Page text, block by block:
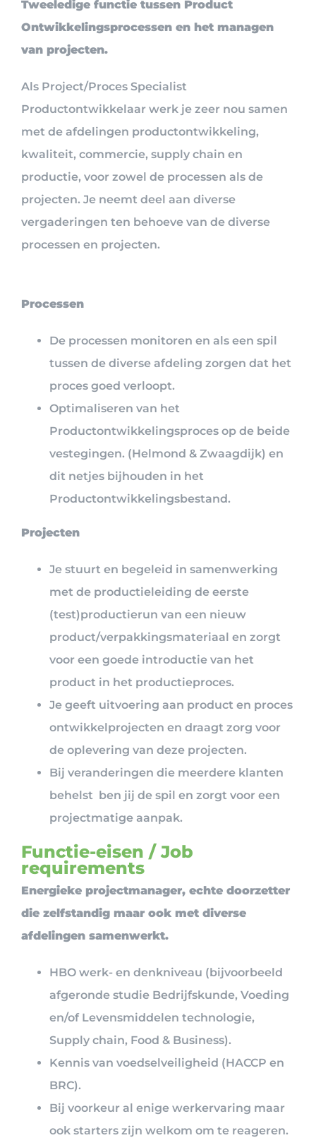
Tweeledige functie tussen Product
Ontwikkelingsprocessen en het managen
van projecten.
Als Project/Proces Specialist
Productontwikkelaar werk je zeer nou samen
met de afdelingen productontwikkeling,
kwaliteit, commercie, supply chain en
productie, voor zowel de processen als de
projecten. Je neemt deel aan diverse
vergaderingen ten behoeve van de diverse
processen en projecten.
Processen
De processen monitoren en als een spil
tussen de diverse afdeling zorgen dat het
proces goed verloopt.
Optimaliseren van het
Productontwikkelingsproces op de beide
vestegingen. (Helmond & Zwaagdijk) en
dit netjes bijhouden in het
Productontwikkelingsbestand.
Projecten
Je stuurt en begeleid in samenwerking
met de productieleiding de eerste
(test)productierun van een nieuw
product/verpakkingsmateriaal en zorgt
voor een goede introductie van het
product in het productieproces.
Je geeft uitvoering aan product en proces
ontwikkelprojecten en draagt zorg voor
de oplevering van deze projecten.
Bij veranderingen die meerdere klanten
behelst ben jij de spil en zorgt voor een
projectmatige aanpak.
Functie-eisen / Job
requirements
Energieke projectmanager, echte doorzetter
die zelfstandig maar ook met diverse
afdelingen samenwerkt.
HBO werk- en denkniveau (bijvoorbeeld
afgeronde studie Bedrijfskunde, Voeding
en/of Levensmiddelen technologie,
Supply chain, Food & Business).
Kennis van voedselveiligheid (HACCP en
BRC).
Bij voorkeur al enige werkervaring maar
ook starters zijn welkom om te reageren.